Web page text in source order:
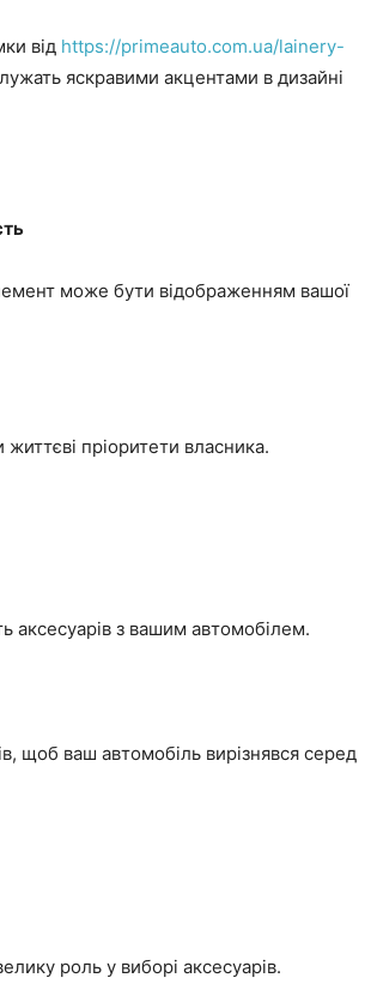
від https://primeauto.com.ua/lainery-
яскравими акцентами в дизайні
може бути відображенням вашої
пріоритети власника.
аксесуарів з вашим автомобілем.
щоб ваш автомобіль вирізнявся серед
роль у виборі аксесуарів.